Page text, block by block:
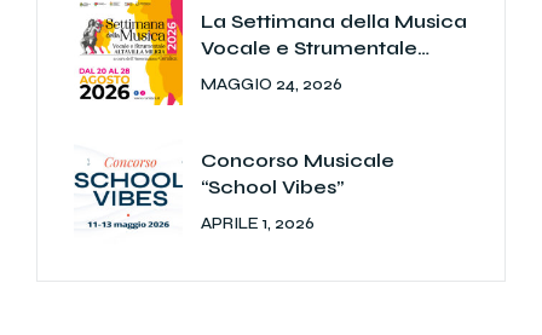
La Settimana della Musica
Vocale e Strumentale
2026: le masterclass
MAGGIO 24, 2026
Concorso Musicale
“School Vibes”
APRILE 1, 2026